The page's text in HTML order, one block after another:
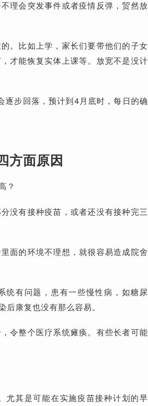
理会突发事件或者疫情反弹，贸然放
。比如上学，家长们要带他们的子女
才能恢复实体上课等。放宽不是没计
步回落，预计到4月底时，每日的确
方面原因
？
没有接种疫苗，或者还没有接种完三
面的环境不理想，就很容易造成院舍
统有问题，患有一些慢性病，如糖尿
康复也没有那么容易。
令整个医疗系统瘫痪。有些长者可能
尤其是可能在实施疫苗接种计划的早